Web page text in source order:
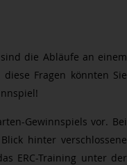
die Abläufe an einem
Fragen könnten Sie
Gewinnspiels vor. Bei
hinter verschlossene
ERC-Training unter der